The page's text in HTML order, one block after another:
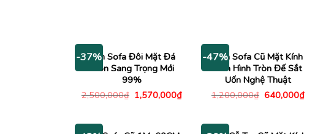
-37%Bàn Sofa Đôi Mặt Đá
Tròn Sang Trọng Mới
99%
2,500,000₫ Giá
gốc
1,570,000₫Giá
1,570,000₫.
-47%
Bàn Sofa Cũ Mặt Kính
Đen Hình Tròn Đế Sắt
Uốn Nghệ Thuật
1,200,000₫ Giá
640,000₫Giá